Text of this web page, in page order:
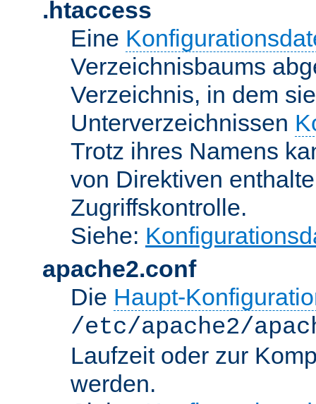
.htaccess
Eine
Verzeichnisbaums
Verzeichnis, in dem
Unterverzeichnissen
Trotz ihres Namens
von Direktiven
Zugriffskontrolle.
Siehe:
apache2.conf
Die Haupt-
/etc/apache2/
Laufzeit oder zur
werden.